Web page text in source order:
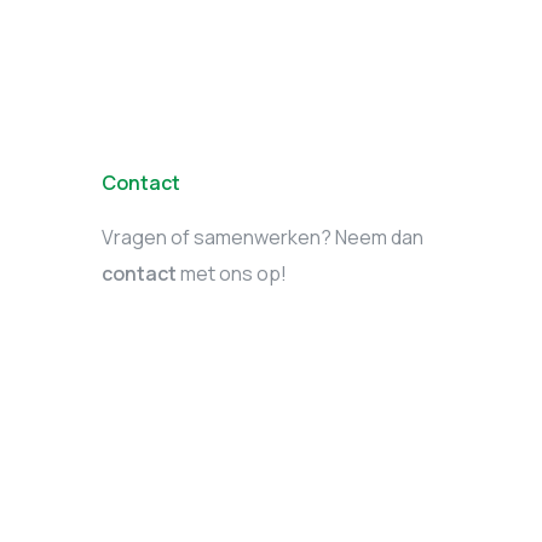
Contact
Vragen of samenwerken? Neem dan
contactmet ons op!